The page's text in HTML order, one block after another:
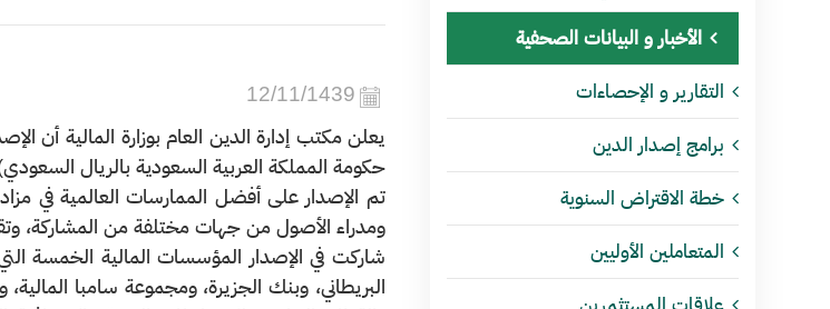
الأخبار و البيانات الصحفية
التقارير و الإحصاءات
برامج إصدار الدين
خطة الاقتراض السنوية
المتعاملين الأوليين
علاقات المستثمرين
12/11/1439
يعلن مكتب إدارة الدين العام بوزارة المالية أن
حكومة المملكة العربية السعودية بالريال السعودي)؛ قد تم يوم الأحد 9 ذي
ومدراء الأصول من جهات مختلفة من المشاركة،
شاركت في الإصدار المؤسسات المالية الخمسة
البريطاني، وبنك الجزيرة، ومجموعة سامبا